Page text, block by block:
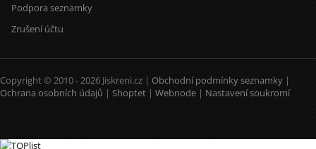
Podpora seznamky
Zrušení účtu
Copyright © 2010 - 2026 Jiskreni.cz | Obchodní podmínky seznamky |
Ochrana osobních údajů | Shoptet | Webnode | Nastavení soukromí